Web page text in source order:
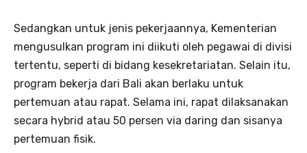
Sedangkan untuk jenis pekerjaannya, Kementerian
mengusulkan program ini diikuti oleh pegawai di divisi
tertentu, seperti di bidang kesekretariatan. Selain itu,
program bekerja dari Bali akan berlaku untuk
pertemuan atau rapat. Selama ini, rapat dilaksanakan
secara hybrid atau 50 persen via daring dan sisanya
pertemuan fisik.